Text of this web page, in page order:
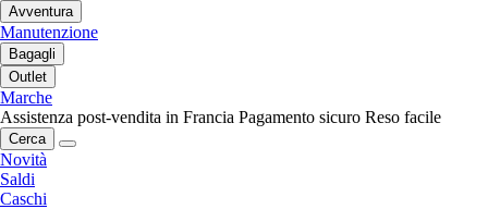
Avventura
Manutenzione
Bagagli
Outlet
Marche
Assistenza post-vendita in Francia Pagamento sicuro Reso facile
Cerca
Novità
Saldi
Caschi